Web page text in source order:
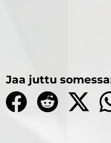
Jaa juttu